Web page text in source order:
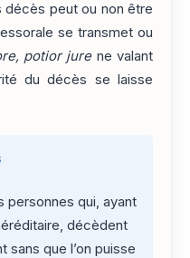
décès peut ou non être
se transmet ou
potior jurene valant
du décès se laisse
personnes qui, ayant
décèdent
sans que l’on puisse